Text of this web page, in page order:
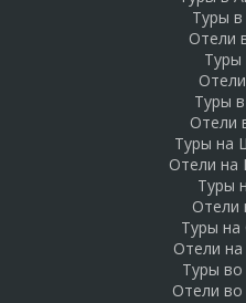
Туры
Отели
Туры
Отели
Туры на
Отели на
Туры
Отели
Туры
Отели
Туры
Отели